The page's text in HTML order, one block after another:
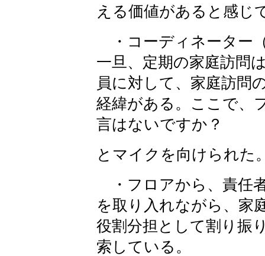
える価値があると感じ
・コーディネーター
一旦、定期の家庭訪問
員に対して、家庭訪問
経緯がある。ここで、
言はないですか？
とマイクを向けられた
・フロアから、責任
を取り入れながら、家
役割分担として割り振
索している。